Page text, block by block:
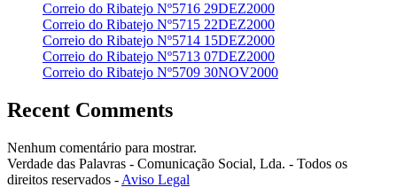
Correio do Ribatejo Nº5716 29DEZ2000
Correio do Ribatejo Nº5715 22DEZ2000
Correio do Ribatejo Nº5714 15DEZ2000
Correio do Ribatejo Nº5713 07DEZ2000
Correio do Ribatejo Nº5709 30NOV2000
Recent Comments
Nenhum comentário para mostrar.
Verdade das Palavras - Comunicação Social, Lda. - Todos os
direitos reservados - Aviso Legal